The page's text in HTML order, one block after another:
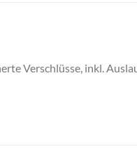
Verschlüsse, inkl.